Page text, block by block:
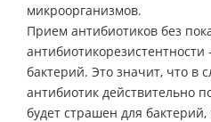
микроорганизмов.
Прием антибиотиков без
бактерий. Это значит, что в
антибиотик действительно
будет страшен для